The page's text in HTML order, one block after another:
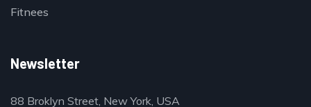
Fitnees
Newsletter
88 Broklyn Street, New York, USA